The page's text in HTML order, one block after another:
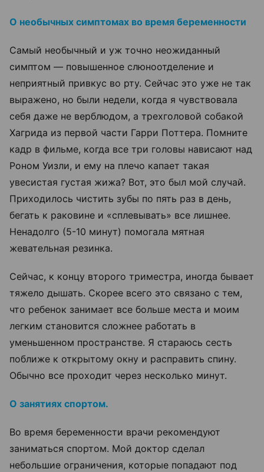
О необычных симптомах во время беременности
Самый необычный и уж точно неожиданный
симптом — повышенное слюноотделение и
неприятный привкус во рту. Сейчас это уже не так
выражено, но были недели, когда я чувствовала
себя даже не верблюдом, а трехголовой собакой
Хагрида из первой части Гарри Поттера. Помните
кадр в фильме, когда все три головы нависают над
Роном Уизли, и ему на плечо капает такая
увесистая густая жижа? Вот, это был мой случай.
Приходилось чистить зубы по пять раз в день,
бегать к раковине и «сплевывать» все лишнее.
Ненадолго (5-10 минут) помогала мятная
жевательная резинка.
Сейчас, к концу второго триместра, иногда бывает
тяжело дышать. Скорее всего это связано с тем,
что ребенок занимает все больше места и моим
легким становится сложнее работать в
уменьшенном пространстве. Я стараюсь сесть
поближе к открытому окну и расправить спину.
Обычно все проходит через несколько минут.
О занятиях спортом.
Во время беременности врачи рекомендуют
заниматься спортом. Мой доктор сделал
небольшие ограничения, которые попадают под